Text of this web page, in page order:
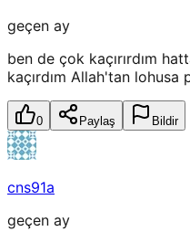
geçen ay
ben de çok kaçırırdım
kaçırdım Allah'tan lohusa
0 Paylaş Bildir
cns91a
geçen ay